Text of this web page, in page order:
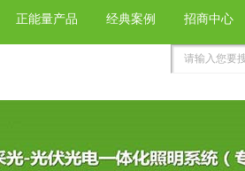
正能量产品 经典案例 招商中心